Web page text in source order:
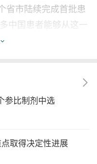
省市陆续完成首批患
中国患者能够从这一
闻”发布全球制药、医疗、
参比制剂中选
取得决定性进展